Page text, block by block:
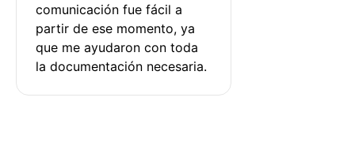
comunicación fue fácil a
partir de ese momento, ya
que me ayudaron con toda
la documentación necesaria.